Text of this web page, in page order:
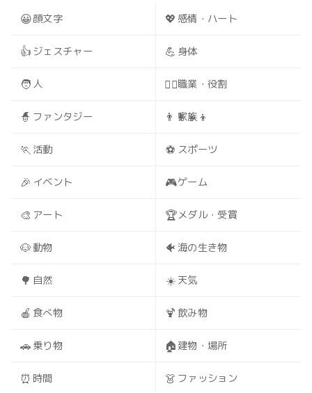
😀顔文字 💖 感情・ハート
👍 ジェスチャー 💪 身体
🧑 人 🧑‍⚕️職業・役割
🧙 ファンタジー 👨‍👩‍👧‍👦
家族
🏃 活動 ⚽ スポーツ
🎉 イベント 🎮ゲーム
🎨 アート 🏆メダル・受賞
🐶 動物 🐠 海の生き物
🌳 自然 ☀️ 天気
🍎 食べ物 🍹 飲み物
🚗 乗り物 🏠 建物・場所
⏰ 時間 👗 ファッション